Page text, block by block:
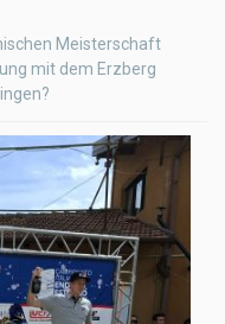
Meisterschaft
mit dem Erzberg